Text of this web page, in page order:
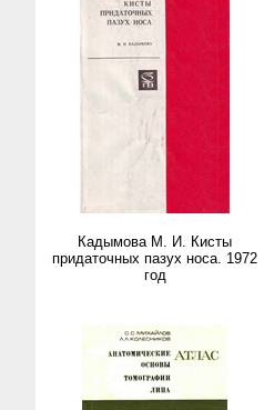
Кадымова М. И. Кисты
придаточных пазух носа. 1972
год